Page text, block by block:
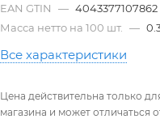
EAN GTIN
— 4043377107862
Масса нетто на 100 шт.
—
Все характеристики
Цена действительна только
магазина и может отличаться